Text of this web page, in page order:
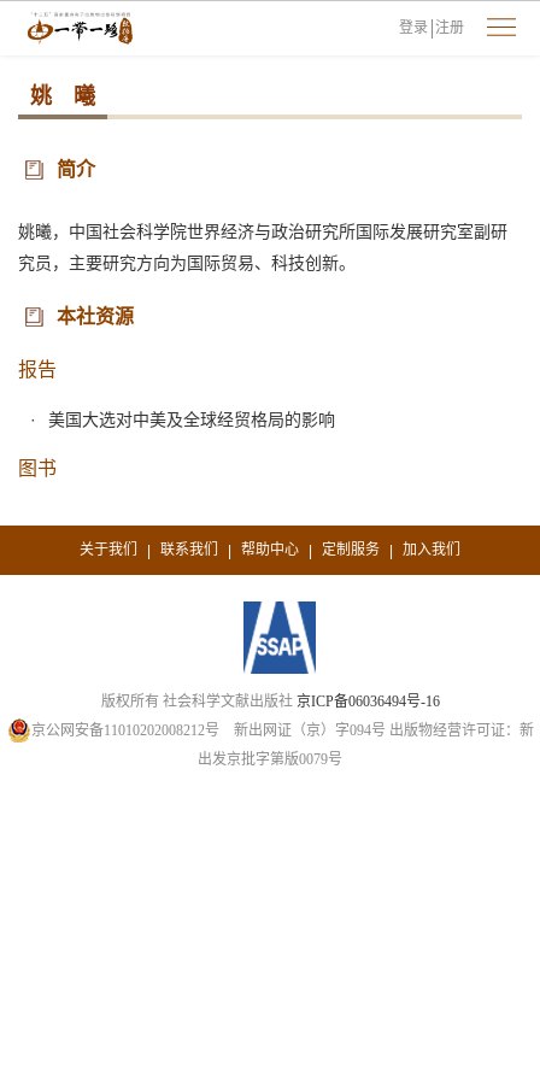
登录 注册
姚 曦
简介
姚曦，中国社会科学院世界经济与政治研究所国际发展研究室副研
究员，主要研究方向为国际贸易、科技创新。
本社资源
报告
美国大选对中美及全球经贸格局的影响
图书
关于我们 | 联系我们 | 帮助中心 | 定制服务 | 加入我们
版权所有 社会科学文献出版社 京ICP备06036494号-16
京公网安备11010202008212号 新出网证（京）字094号 出版物经营许可证：新
出发京批字第版0079号